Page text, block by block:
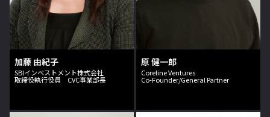
加藤 由紀子
SBIインベストメント株式会社
取締役執行役員 CVC事業部長
原 健一郎
Coreline Ventures
Co-Founder/General Partner